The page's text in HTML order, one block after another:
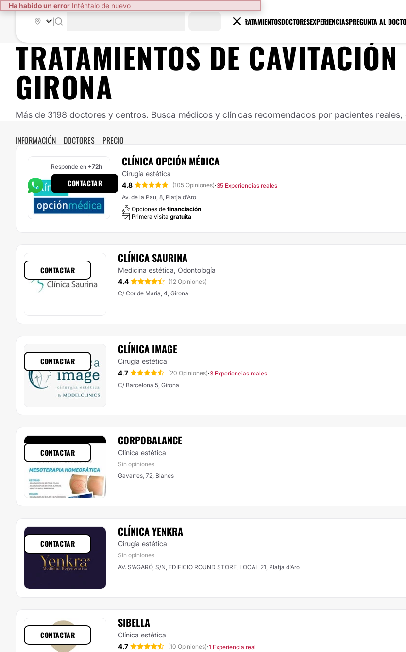
Ha habido un error Inténtalo de nuevo
TRATAMIENTOSDOCTORESEXPERIENCIASPREGUNTA AL
TRATAMIENTOS DE
GIRONA
Más de 3198 doctores y centros. Busca médicos y clínicas recomendados por pacientes
INFORMACIÓN DOCTORES PRECIO
CLÍNICA OPCIÓN MÉDICA
Cirugía estética
4.8
(105 Opiniones)·35 Experiencias reales
Av. de la Pau, 8, Platja d'Aro
Opciones de financiación
Primera visita gratuita
Responde en +72h
CONTACTAR
CLÍNICA SAURINA
Medicina estética, Odontología
4.4
(12 Opiniones)
C/ Cor de Maria, 4, Girona
CONTACTAR
CLÍNICA IMAGE
Cirugía estética
4.7
(20 Opiniones)·3 Experiencias reales
C/ Barcelona 5, Girona
CONTACTAR
CORPOBALANCE
Clínica estética
Sin opiniones
Gavarres, 72, Blanes
CONTACTAR
CLÍNICA YENKRA
Cirugía estética
Sin opiniones
AV. S'AGARÓ, S/N, EDIFICIO ROUND STORE, LOCAL 21, Platja d'Aro
CONTACTAR
SIBELLA
Clínica estética
4.7
(10 Opiniones)·1 Experiencia real
CONTACTAR